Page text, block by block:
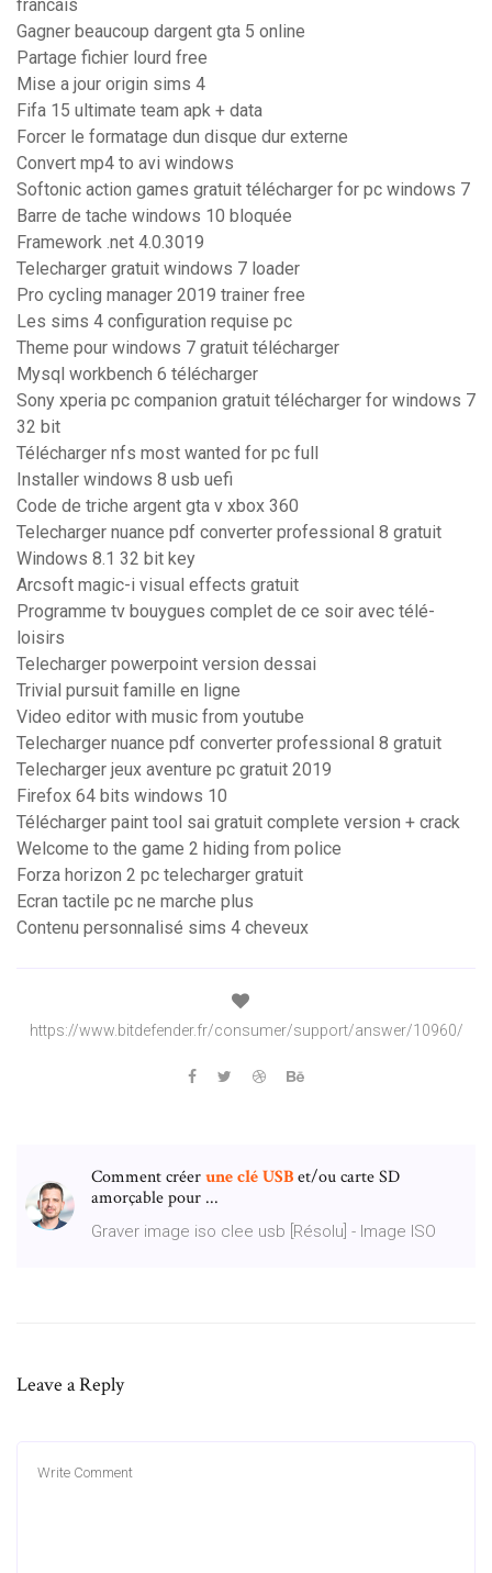
francais
Gagner beaucoup dargent gta 5 online
Partage fichier lourd free
Mise a jour origin sims 4
Fifa 15 ultimate team apk + data
Forcer le formatage dun disque dur externe
Convert mp4 to avi windows
Softonic action games gratuit télécharger for pc windows 7
Barre de tache windows 10 bloquée
Framework .net 4.0.3019
Telecharger gratuit windows 7 loader
Pro cycling manager 2019 trainer free
Les sims 4 configuration requise pc
Theme pour windows 7 gratuit télécharger
Mysql workbench 6 télécharger
Sony xperia pc companion gratuit télécharger for windows 7
32 bit
Télécharger nfs most wanted for pc full
Installer windows 8 usb uefi
Code de triche argent gta v xbox 360
Telecharger nuance pdf converter professional 8 gratuit
Windows 8.1 32 bit key
Arcsoft magic-i visual effects gratuit
Programme tv bouygues complet de ce soir avec télé-
loisirs
Telecharger powerpoint version dessai
Trivial pursuit famille en ligne
Video editor with music from youtube
Telecharger nuance pdf converter professional 8 gratuit
Telecharger jeux aventure pc gratuit 2019
Firefox 64 bits windows 10
Télécharger paint tool sai gratuit complete version + crack
Welcome to the game 2 hiding from police
Forza horizon 2 pc telecharger gratuit
Ecran tactile pc ne marche plus
Contenu personnalisé sims 4 cheveux
https://www.bitdefender.fr/consumer/support/answer/10960/
Comment créerunecléUSBet/ou carte SD
amorçable pour ...
Graver image iso clee usb [Résolu] - Image ISO
Leave a Reply